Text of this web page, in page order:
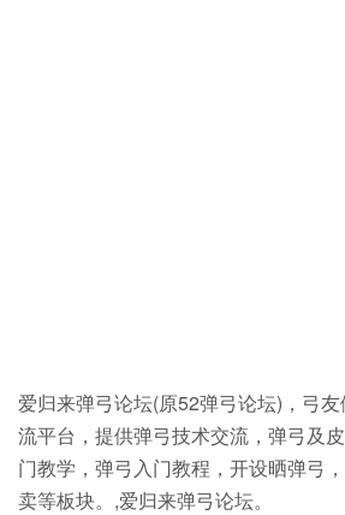
爱归来弹弓论坛(原52弹弓论坛)，弓
流平台，提供弹弓技术交流，弹弓及
门教学，弹弓入门教程，开设晒弹弓
卖等板块。,爱归来弹弓论坛。